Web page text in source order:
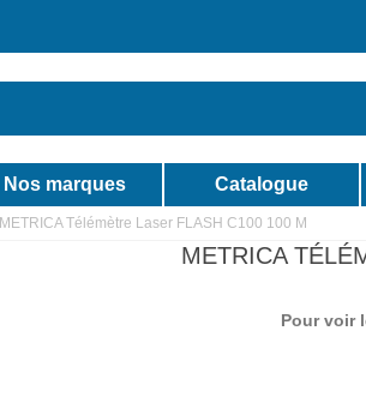
Nos marques Catalogue
METRICA Télémètre Laser FLASH C100 100 M
METRICA
Pour voir